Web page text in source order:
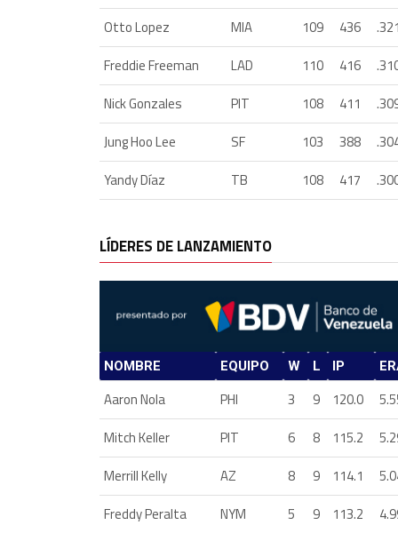
Otto Lopez
MIA 109 436
.321
Freddie Freeman
LAD 110 416
Nick Gonzales
PIT 108 411
Jung Hoo Lee
SF 103 388
Yandy Díaz
TB 108 417
LÍDERES DE LANZAMIENTO
NOMBRE EQUIPO W L IP
Aaron Nola PHI 3 9 120.0
Mitch Keller
PIT 6 8 115.2
Merrill Kelly
AZ 8 9 114.1
Freddy Peralta
NYM 5 9 113.2